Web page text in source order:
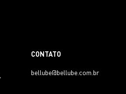
CONTATO
bellube@bellube.com.br